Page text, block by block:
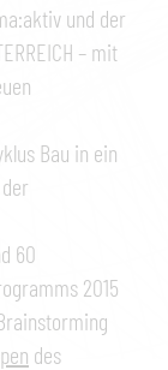
und der
– mit
Bau in ein
60
2015
des